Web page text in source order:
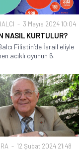
3 Mayıs 2024 10:04
NASIL KURTULUR?
Filistin’de İsrail eliyle
acıklı oyunun 6.
12 Şubat 2024 21:48